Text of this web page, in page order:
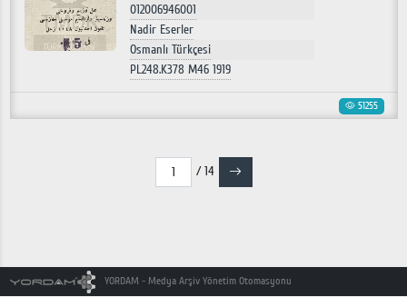
012006946001
Nadir Eserler
Osmanlı Türkçesi
PL248.K378 M46 1919
51255
/ 14
YORDAM - Medya Arşiv Yönetim Otomasyonu